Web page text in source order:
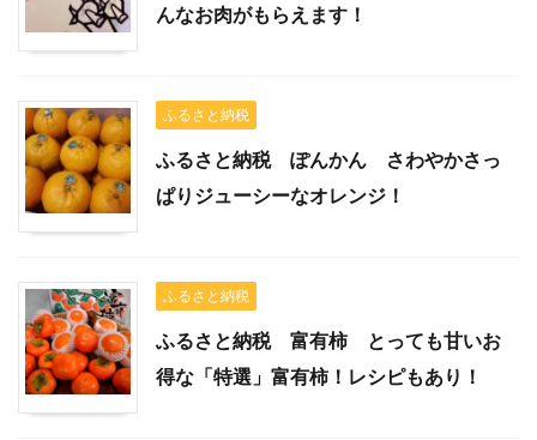
んなお肉がもらえます！
ふるさと納税
ふるさと納税 ぽんかん さわやかさっ
ぱりジューシーなオレンジ！
ふるさと納税
ふるさと納税 富有柿 とっても甘いお
得な「特選」富有柿！レシピもあり！